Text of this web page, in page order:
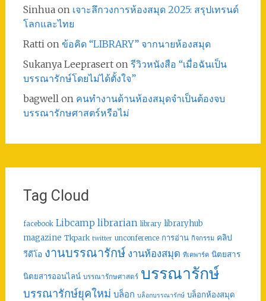
Sinhuaon เจาะลึกวงการห้องสมุด 2025: สรุปเทรนด์
โลกและไทย
Rattion ข้อคิด “LIBRARY” จากนายห้องสมุด
Sukanya Leepraserton รีวิวหนังสือ “เมื่อฉันเป็น
บรรณารักษ์โดยไม่ได้ตั้งใจ”
bagwellon คนทำงานด้านห้องสมุดจำเป็นต้องจบ
บรรณารักษศาสตร์หรือไม่
Tag Cloud
facebook Libcamp librarian library libraryhub
magazine Tkpark twitter unconference การอ่าน กิจกรรม คลิป
วีดีโอ งานบรรณารักษ์ งานห้องสมุด ทีเคพาร์ค นิตยสาร
นิตยสารออนไลน์ บรรณารักษศาสตร์ บรรณารักษ์
บรรณารักษ์ยุคใหม่ บล็อก บล็อกบรรณารักษ์ บล็อกห้องสมุด